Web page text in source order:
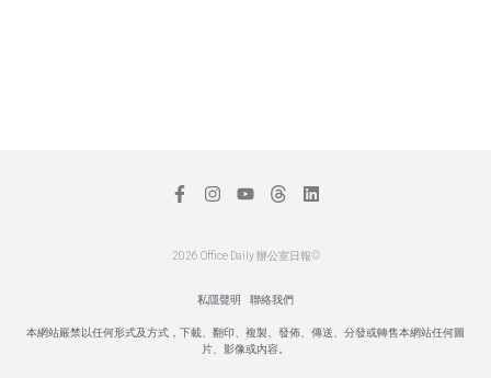
2026 Office Daily 辦公室日報©
私隱聲明 聯絡我們
本網站嚴禁以任何形式及方式，下載、翻印、複製、發佈、傳送、分發或轉售本網站任何圖
片、影像或內容。